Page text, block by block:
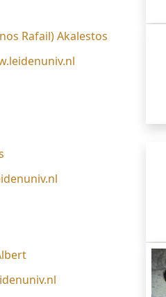
Rafail) Akalestos